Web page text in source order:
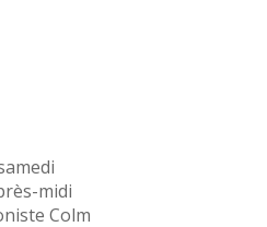
midi
Colm